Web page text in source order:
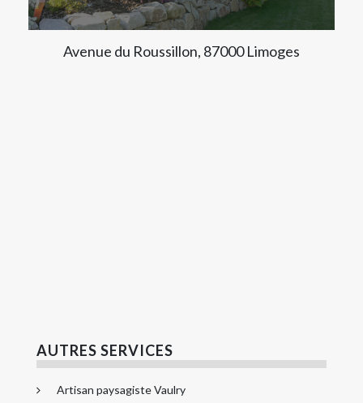
Avenue du Roussillon, 87000 Limoges
AUTRES SERVICES
Artisan paysagiste Vaulry